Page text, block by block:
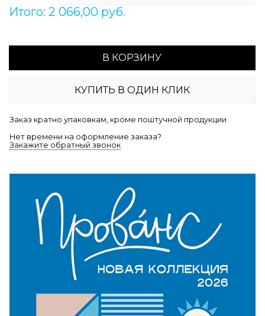
Итого: 2 066,00 руб.
В КОРЗИНУ
КУПИТЬ В ОДИН КЛИК
Заказ кратно упаковкам, кроме поштучной продукции.
Нет времени на оформление заказа?
Закажите обратный звонок